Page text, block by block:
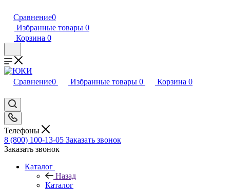
Сравнение0
Избранные товары 0
Корзина 0
Сравнение0 Избранные товары 0 Корзина 0
Телефоны
8 (800) 100-13-05 Заказать звонок
Заказать звонок
Каталог
Назад
Каталог